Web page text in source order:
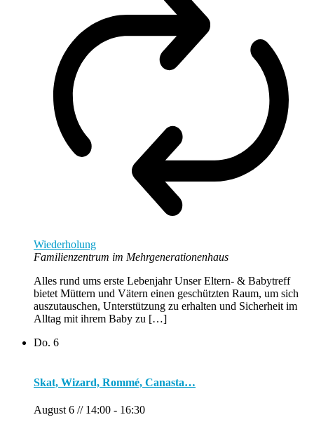
Wiederholung
Familienzentrum im Mehrgenerationenhaus
Alles rund ums erste Lebenjahr Unser Eltern- & Babytreff
bietet Müttern und Vätern einen geschützten Raum, um sich
auszutauschen, Unterstützung zu erhalten und Sicherheit im
Alltag mit ihrem Baby zu […]
Do. 6
Skat, Wizard, Rommé, Canasta…
August 6 // 14:00 - 16:30